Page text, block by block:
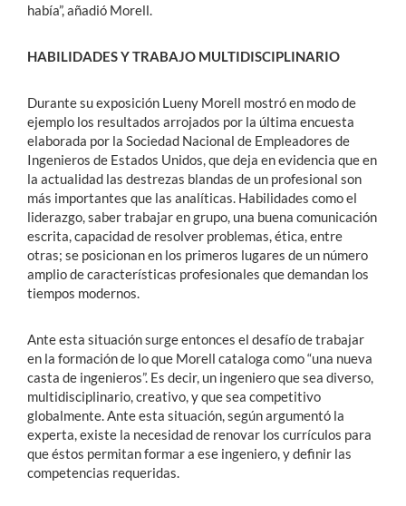
había”, añadió Morell.
HABILIDADES Y TRABAJO MULTIDISCIPLINARIO
Durante su exposición Lueny Morell mostró en modo de
ejemplo los resultados arrojados por la última encuesta
elaborada por la Sociedad Nacional de Empleadores de
Ingenieros de Estados Unidos, que deja en evidencia que en
la actualidad las destrezas blandas de un profesional son
más importantes que las analíticas. Habilidades como el
liderazgo, saber trabajar en grupo, una buena comunicación
escrita, capacidad de resolver problemas, ética, entre
otras; se posicionan en los primeros lugares de un número
amplio de características profesionales que demandan los
tiempos modernos.
Ante esta situación surge entonces el desafío de trabajar
en la formación de lo que Morell cataloga como “una nueva
casta de ingenieros”. Es decir, un ingeniero que sea diverso,
multidisciplinario, creativo, y que sea competitivo
globalmente. Ante esta situación, según argumentó la
experta, existe la necesidad de renovar los currículos para
que éstos permitan formar a ese ingeniero, y definir las
competencias requeridas.